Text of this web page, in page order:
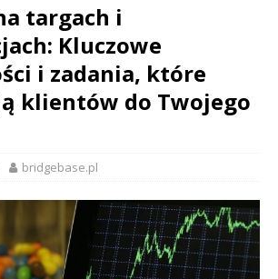
targach i
Kluczowe
i zadania, które
klientów do Twojego
bridgebase.pl